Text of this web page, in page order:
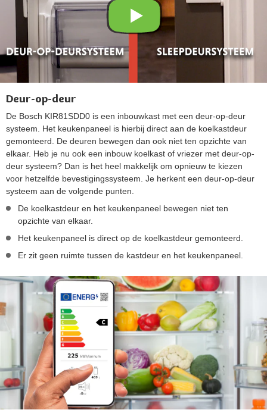
Deur-op-deur
De Bosch KIR81SDD0 is een inbouwkast met een deur-op-deur
systeem. Het keukenpaneel is hierbij direct aan de koelkastdeur
gemonteerd. De deuren bewegen dan ook niet ten opzichte van
elkaar. Heb je nu ook een inbouw koelkast of vriezer met deur-op-
deur systeem? Dan is het heel makkelijk om opnieuw te kiezen
voor hetzelfde bevestigingssysteem. Je herkent een deur-op-deur
systeem aan de volgende punten.
De koelkastdeur en het keukenpaneel bewegen niet ten
opzichte van elkaar.
Het keukenpaneel is direct op de koelkastdeur gemonteerd.
Er zit geen ruimte tussen de kastdeur en het keukenpaneel.